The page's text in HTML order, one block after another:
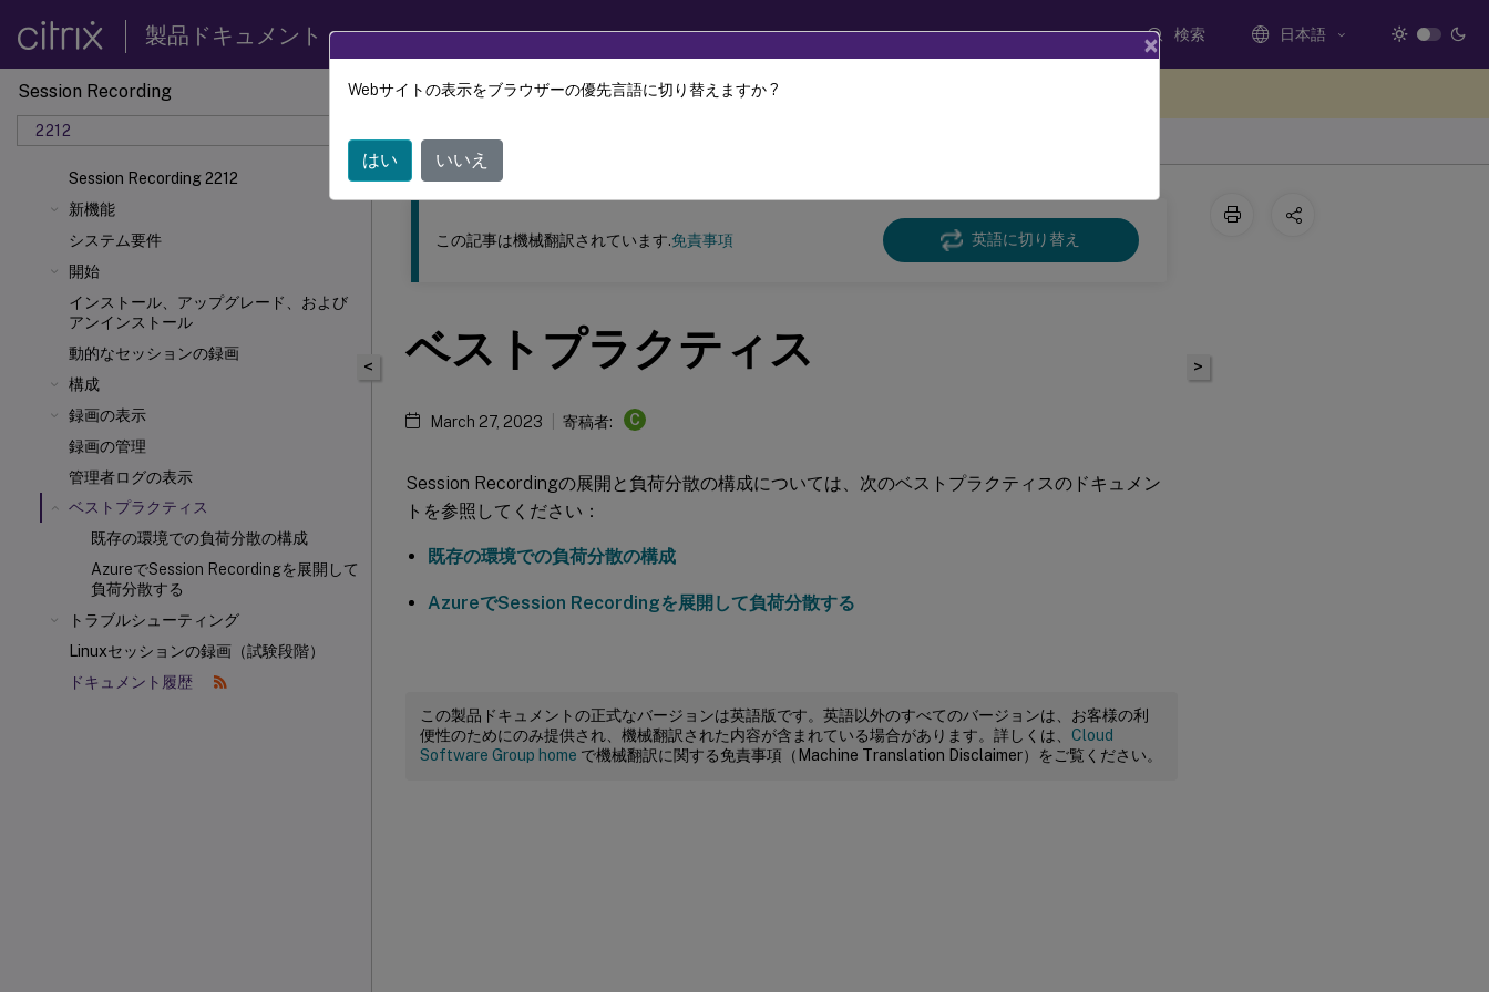
製品ドキュメント 検索 日本語
Session Recording
2212
Session Recording 2212
新機能
システム要件
開始
インストール、アップグレード、および
アンインストール
動的なセッションの録画
構成
録画の表示
録画の管理
管理者ログの表示
ベストプラクティス
既存の環境での負荷分散の構成
AzureでSession Recordingを展開して
負荷分散する
トラブルシューティング
Linuxセッションの録画（試験段階）
ドキュメント履歴
このコンテンツは動的に機械翻訳されています。
Session Recording
<
この記事は機械翻訳されています.免責事項 英語に切り替え
ベストプラクティス
March 27, 2023 寄稿者: C
Session Recordingの展開と負荷分散の構成については、次のベストプラクティスのドキュメン
トを参照してください：
既存の環境での負荷分散の構成
AzureでSession Recordingを展開して負荷分散する
この製品ドキュメントの正式なバージョンは英語版です。英語以外のすべてのバージョンは、お客様の利
便性のためにのみ提供され、機械翻訳された内容が含まれている場合があります。詳しくは、 Cloud
Software Group home で機械翻訳に関する免責事項（Machine Translation Disclaimer）をご覧ください。
>
×
Webサイトの表示をブラウザーの優先言語に切り替えますか ?
はい いいえ